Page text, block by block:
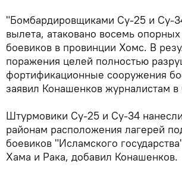
"Бомбардировщиками Су-25 и Су-
вылета, атаковано восемь
боевиков в провинции Хомс. В
поражения целей полностью
фортификационные сооружения
заявил Конашенков журналистам в
Штурмовики Су-25 и Су-34
районам расположения лагерей
боевиков "Исламского
Хама и Рака, добавил Конашенков.